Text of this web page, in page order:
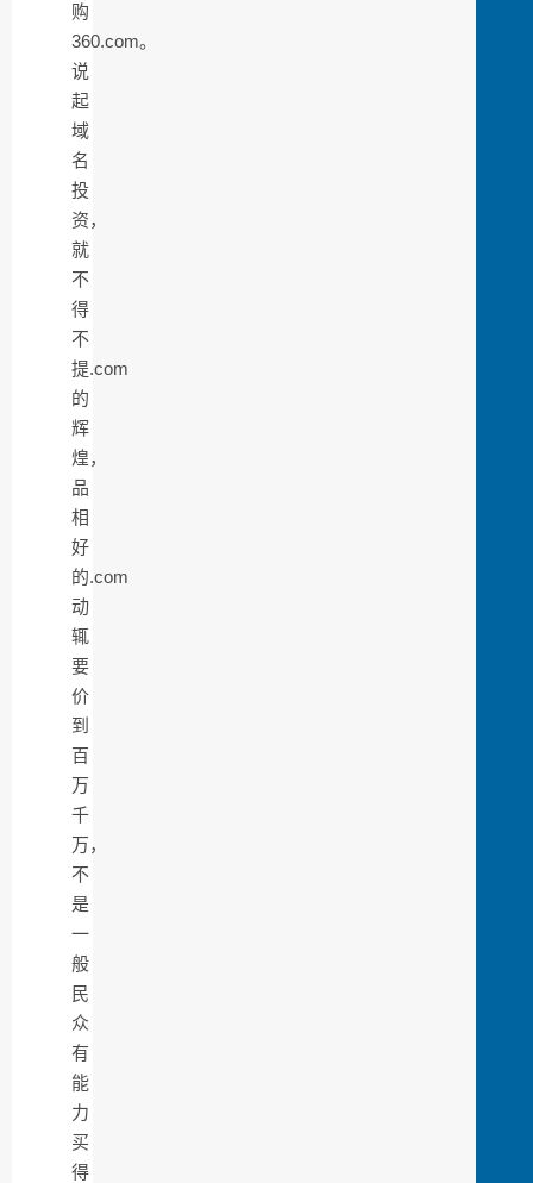
购
360.com。
说
起
域
名
投
资，
就
不
得
不
提.com
的
辉
煌，
品
相
好
的.com
动
辄
要
价
到
百
万
千
万，
不
是
一
般
民
众
有
能
力
买
得